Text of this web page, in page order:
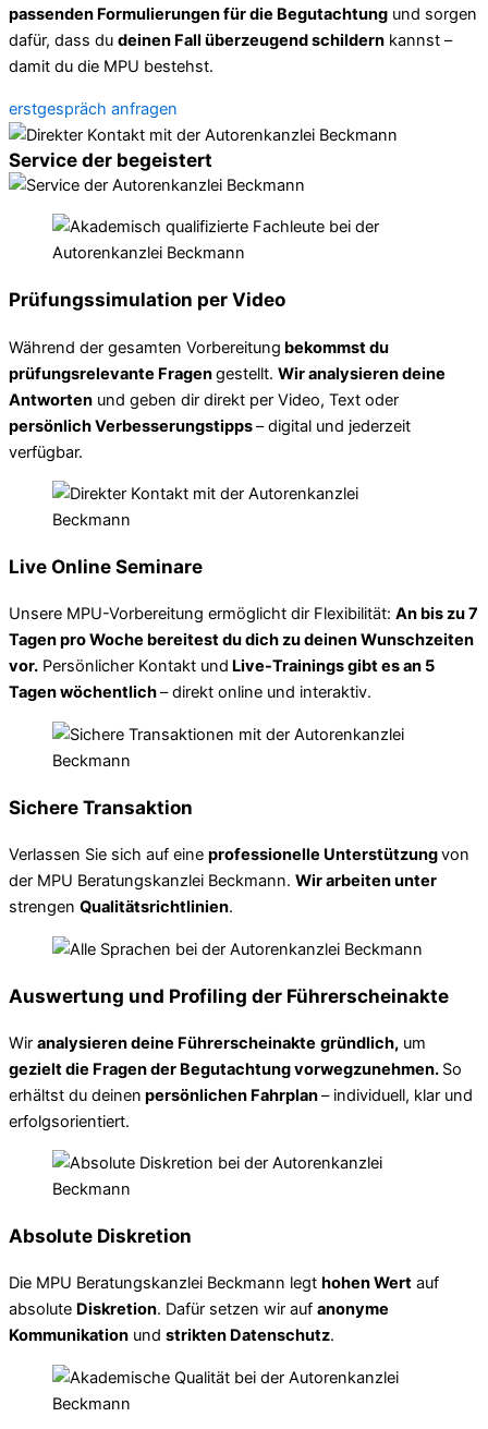
passenden Formulierungen für die Begutachtung und sorgen
dafür, dass du deinen Fall überzeugend schildern kannst –
damit du die MPU bestehst.
erstgespräch anfragen
Service der begeistert
Prüfungssimulation per Video
Während der gesamten Vorbereitung bekommst du
prüfungsrelevante Fragengestellt. Wir analysieren deine
Antworten und geben dir direkt per Video, Text oder
persönlich Verbesserungstipps– digital und jederzeit
verfügbar.
Live Online Seminare
Unsere MPU-Vorbereitung ermöglicht dir Flexibilität: An bis zu 7
Tagen pro Woche bereitest du dich zu deinen Wunschzeiten
vor. Persönlicher Kontakt und Live-Trainings gibt es an 5
Tagen wöchentlich– direkt online und interaktiv.
Sichere Transaktion
Verlassen Sie sich auf eine professionelle Unterstützungvon
der MPU Beratungskanzlei Beckmann. Wir arbeiten unter
strengen Qualitätsrichtlinien.
Auswertung und Profiling der Führerscheinakte
Wir analysieren deine Führerscheinakte gründlich, um
gezielt die Fragen der Begutachtung vorwegzunehmen. So
erhältst du deinen persönlichen Fahrplan– individuell, klar und
erfolgsorientiert.
Absolute Diskretion
Die MPU Beratungskanzlei Beckmann legt hohen Wert auf
absolute Diskretion. Dafür setzen wir auf anonyme
Kommunikation und strikten Datenschutz.